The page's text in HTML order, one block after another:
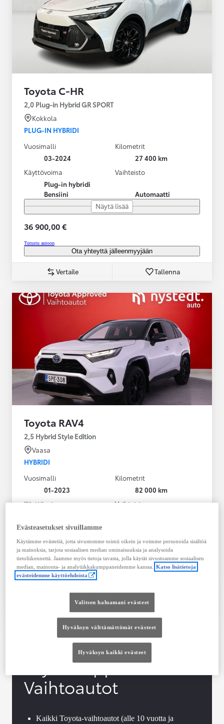
Toyota C-HR
2,0 Plug-in Hybrid GR SPORT
Kokkola
PLUG-IN HYBRIDI
Vuosimalli
03-2024
Kilometrit
27 400 km
Käyttövoima
Plug-in hybridi
Bensiini
Vaihteisto
Automaatti
Näytä lisää
36 900,00 €
Tutustu autoon
Ota yhteyttä jälleenmyyjään
Vertaile Tallenna
Toyota RAV4
2,5 Hybrid Style Edition
Vaasa
HYBRIDI
Vuosimalli
01-2023
Kilometrit
82 000 km
Käyttövoima
Vaihteisto
Näytä lisää
38 900,00 €
495,36 € / kk
Tutustu autoon
Vertaile
Toyota Approved
Vaihtoautot
Kaikki Toyota-vaihtoautot (alle 10 vuotta ja
Evästeasetukset sivuillamme
Käytämme evästeitä, jotta sivustomme toimii oikein ja voimme personoida sisältöä
ja mainoksia, tarjota sosiaalisen median ominaisuuksia ja analysoida
tietoliikennettä. Jaamme myös tietoja tavasta, jolla käytät sivustoamme sosiaalisen
median, mainonta- ja analytiikkakumppaneidemme kanssa. Katso lisätietoja
evästeidemme käyttöehdoista
Valitsen haluamani evästeet
Hyväksyn välttämättömät evästeet
Hyväksyn kaikki evästeet